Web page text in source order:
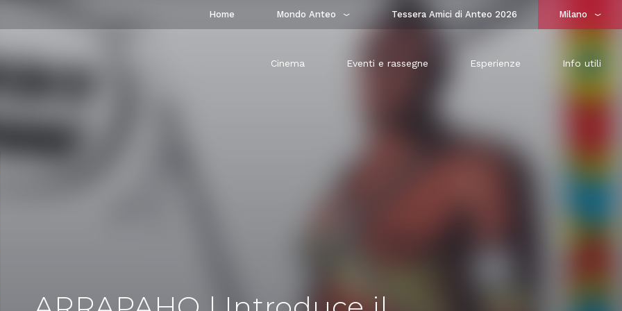
Home Mondo Anteo Tessera Amici di Anteo 2026 Milano
Cinema Eventi e rassegne Esperienze Info utili